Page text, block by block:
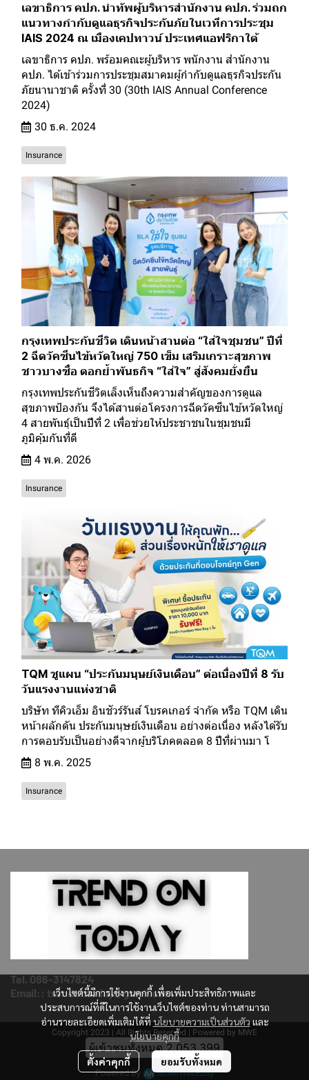
เลขาธิการ คปภ. นำทัพผู้บริหารสำนักงาน คปภ. ร่วมถก
แนวทางกำกับดูแลธุรกิจประกันภัยในเวทีการประชุม
IAIS 2024 ณ เมืองเคปทาวน์ ประเทศแอฟริกาใต้
เลขาธิการ คปภ. พร้อมคณะผู้บริหาร พนักงาน สำนักงาน
คปภ. ได้เข้าร่วมการประชุมสมาคมผู้กำกับดูแลธุรกิจประกัน
ภัยนานาชาติ ครั้งที่ 30 (30th IAIS Annual Conference
2024)
30 ธ.ค. 2024
Insurance
กรุงเทพประกันชีวิต เดินหน้าสานต่อ “ใส่ใจชุมชน” ปีที่
2 ฉีดวัคซีนไข้หวัดใหญ่ 750 เข็ม เสริมเกราะสุขภาพ
ชาวบางซื่อ ตอกย้ำพันธกิจ “ใส่ใจ” สู่สังคมยั่งยืน
กรุงเทพประกันชีวิตเล็งเห็นถึงความสำคัญของการดูแล
สุขภาพป้องกัน จึงได้สานต่อโครงการฉีดวัคซีนไข้หวัดใหญ่
4 สายพันธุ์เป็นปีที่ 2 เพื่อช่วยให้ประชาชนในชุมชนมี
ภูมิคุ้มกันที่ดี
4 พ.ค. 2026
Insurance
TQM ชูแผน “ประกันมนุษย์เงินเดือน” ต่อเนื่องปีที่ 8 รับ
วันแรงงานแห่งชาติ
บริษัท ทีคิวเอ็ม อินชัวร์รันส์ โบรคเกอร์ จำกัด หรือ TQM เดิน
หน้าผลักดัน ประกันมนุษย์เงินเดือน อย่างต่อเนื่อง หลังได้รับ
การตอบรับเป็นอย่างดีจากผู้บริโภคตลอด 8 ปีที่ผ่านมา โ
8 พ.ค. 2025
Insurance
เว็บไซต์นี้มีการใช้งานคุกกี้ เพื่อเพิ่มประสิทธิภาพและ
ประสบการณ์ที่ดีในการใช้งานเว็บไซต์ของท่าน ท่านสามารถ
อ่านรายละเอียดเพิ่มเติมได้ที่ นโยบายความเป็นส่วนตัว และ
นโยบายคุกกี้
ตั้งค่าคุกกี้ ยอมรับทั้งหมด
Tel. 086-3147824
Email:: trendontoday@gmail.com
Copyright 2023 | All Rights Reserved | Powered by MWE
ผู้เข้าชมวันนี้760
Powered By MakeWebEasy